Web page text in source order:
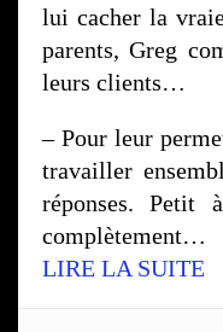
lui cacher la
parents, Greg
leurs clients…
– Pour leur
travailler
réponses. Petit
complètement…
LIRE LA SUITE